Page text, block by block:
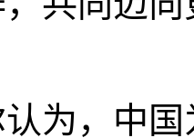
，中国